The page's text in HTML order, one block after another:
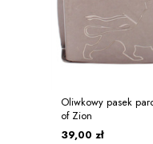
Oliwkowy pasek
of Zion
39,00 zł